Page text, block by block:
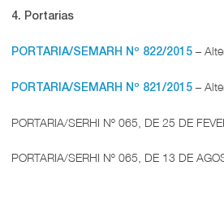
4. Portarias
PORTARIA/SEMARH Nº 822/2015 –
PORTARIA/SEMARH Nº 821/2015 –
PORTARIA/SERHI Nº 065, DE 25 DE
PORTARIA/SERHI Nº 065, DE 13 DE